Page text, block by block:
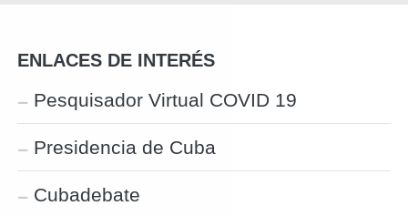
ENLACES DE INTERÉS
Pesquisador Virtual COVID 19
Presidencia de Cuba
Cubadebate